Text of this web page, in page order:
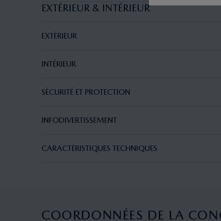
EXTÉRIEUR & INTÉRIEUR
EXTÉRIEUR
INTÉRIEUR
SÉCURITÉ ET PROTECTION
INFODIVERTISSEMENT
CARACTÉRISTIQUES TECHNIQUES
COORDONNÉES DE LA